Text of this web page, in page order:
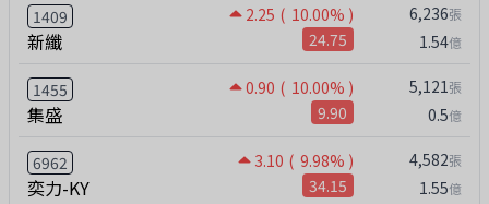
1409 2.25 ( 10.00% )
新纖 24.75
6,236張
1.54億
1455 0.90 ( 10.00% )
集盛 9.90
5,121 張
0.5億
6962 3.10 ( 9.98% )
奕力-KY 34.15
4,582張
1.55億